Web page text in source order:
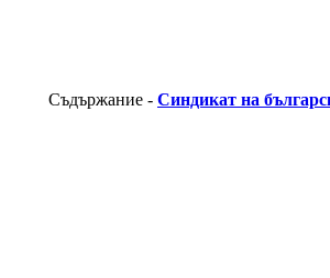
Съдържание - Синдикат на